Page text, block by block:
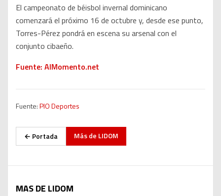
El campeonato de béisbol invernal dominicano
comenzará el próximo 16 de octubre y, desde ese punto,
Torres-Pérez pondrá en escena su arsenal con el
conjunto cibaeño.
Fuente: AlMomento.net
Fuente:PIO Deportes
← Portada Más de LIDOM
MAS DE LIDOM